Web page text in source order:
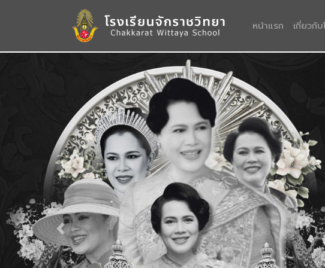
หน้าแรก (current)
เกี่ยวกั
Previous